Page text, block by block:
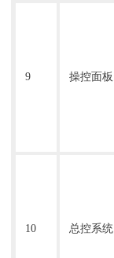
9 操控面板
10 总控系统